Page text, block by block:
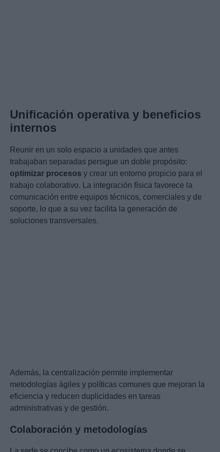
Unificación operativa y beneficios
internos
Reunir en un solo espacio a unidades que antes
trabajaban separadas persigue un doble propósito:
optimizar procesos y crear un entorno propicio para el
trabajo colaborativo. La integración física favorece la
comunicación entre equipos técnicos, comerciales y de
soporte, lo que a su vez facilita la generación de
soluciones transversales.
Además, la centralización permite implementar
metodologías ágiles y políticas comunes que mejoran la
eficiencia y reducen duplicidades en tareas
administrativas y de gestión.
Colaboración y metodologías